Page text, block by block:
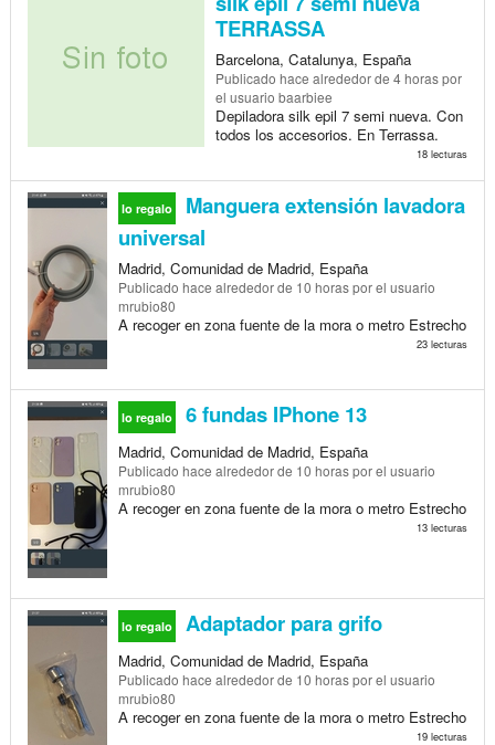
TERRASSA
Barcelona, Catalunya, España
Publicado hace alrededor de 4 horaspor
el usuario baarbiee
Depiladora silk epil 7 semi nueva. Con
todos los accesorios. En Terrassa.
18 lecturas
lo regalo
Manguera extensión lavadora
universal
Madrid, Comunidad de Madrid, España
Publicado hace alrededor de 10 horaspor el usuario
mrubio80
A recoger en zona fuente de la mora o metro Estrecho
23 lecturas
lo regalo 6 fundas IPhone 13
Madrid, Comunidad de Madrid, España
Publicado hace alrededor de 10 horaspor el usuario
mrubio80
A recoger en zona fuente de la mora o metro Estrecho
13 lecturas
lo regalo Adaptador para grifo
Madrid, Comunidad de Madrid, España
Publicado hace alrededor de 10 horaspor el usuario
mrubio80
A recoger en zona fuente de la mora o metro Estrecho
19 lecturas